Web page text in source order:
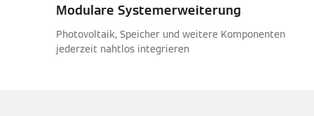
Modulare Systemerweiterung
Photovoltaik, Speicher und weitere Komponenten
jederzeit nahtlos integrieren